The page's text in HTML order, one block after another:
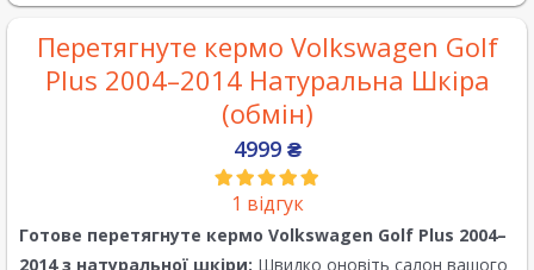
Перетягнуте кермо Volkswagen Golf
Plus 2004–2014 Натуральна Шкіра
(обмін)
4999 ₴
1 відгук
Готове перетягнуте кермо Volkswagen Golf Plus 2004–
2014з натуральної шкіри: Швидко оновіть салон вашого